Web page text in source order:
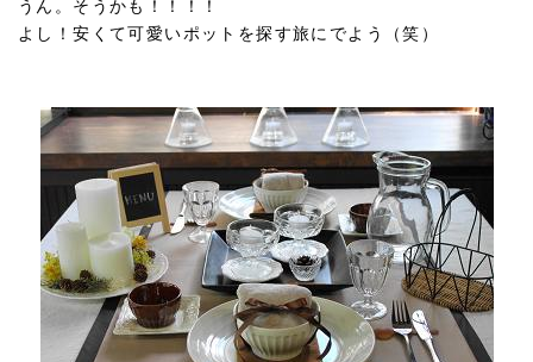
うん。そうかも！！！！
よし！安くて可愛いポットを探す旅にでよう（笑）